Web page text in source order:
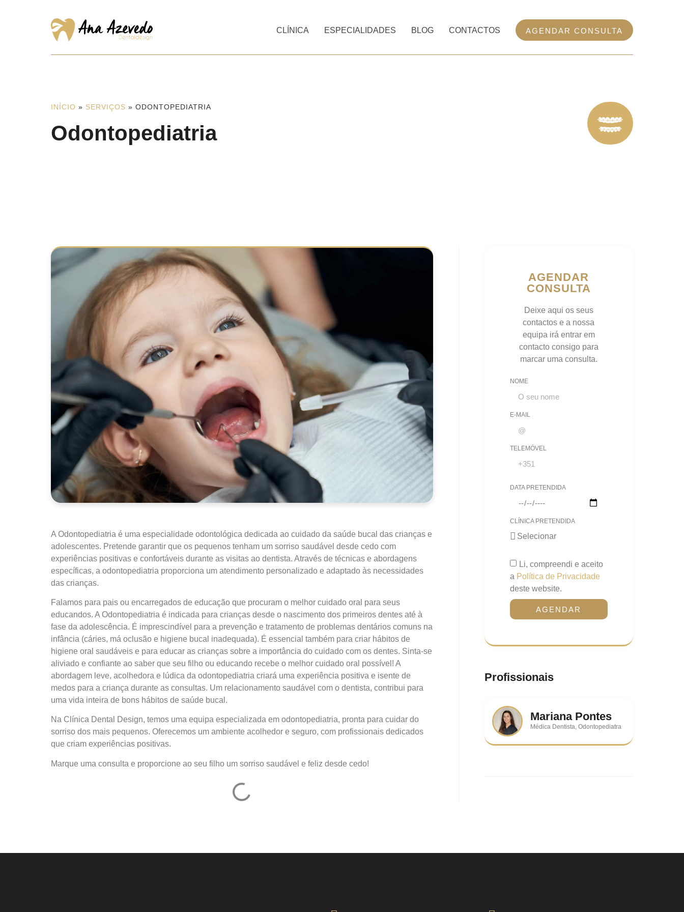
CLÍNICA ESPECIALIDADES BLOG CONTACTOS AGENDAR CONSULTA
INÍCIO » SERVIÇOS » ODONTOPEDIATRIA
Odontopediatria
A Odontopediatria é uma especialidade odontológica dedicada ao cuidado da saúde bucal das crianças e
adolescentes. Pretende garantir que os pequenos tenham um sorriso saudável desde cedo com
experiências positivas e confortáveis durante as visitas ao dentista. Através de técnicas e abordagens
específicas, a odontopediatria proporciona um atendimento personalizado e adaptado às necessidades
das crianças.
Falamos para pais ou encarregados de educação que procuram o melhor cuidado oral para seus
educandos. A Odontopediatria é indicada para crianças desde o nascimento dos primeiros dentes até à
fase da adolescência. É imprescindível para a prevenção e tratamento de problemas dentários comuns na
infância (cáries, má oclusão e higiene bucal inadequada). É essencial também para criar hábitos de
higiene oral saudáveis e para educar as crianças sobre a importância do cuidado com os dentes. Sinta-se
aliviado e confiante ao saber que seu filho ou educando recebe o melhor cuidado oral possível! A
abordagem leve, acolhedora e lúdica da odontopediatria criará uma experiência positiva e isente de
medos para a criança durante as consultas. Um relacionamento saudável com o dentista, contribui para
uma vida inteira de bons hábitos de saúde bucal.
Na Clínica Dental Design, temos uma equipa especializada em odontopediatria, pronta para cuidar do
sorriso dos mais pequenos. Oferecemos um ambiente acolhedor e seguro, com profissionais dedicados
que criam experiências positivas.
Marque uma consulta e proporcione ao seu filho um sorriso saudável e feliz desde cedo!
AGENDAR
CONSULTA
Deixe aqui os seus
contactos e a nossa
equipa irá entrar em
contacto consigo para
marcar uma consulta.
NOME
E-MAIL
TELEMÓVEL
DATA PRETENDIDA
CLÍNICA PRETENDIDA
Li, compreendi e aceito
a Política de Privacidade
deste website.
AGENDAR
Profissionais
Mariana Pontes
Médica Dentista, Odontopediatra